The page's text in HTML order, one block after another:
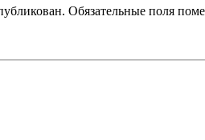
Обязательные поля